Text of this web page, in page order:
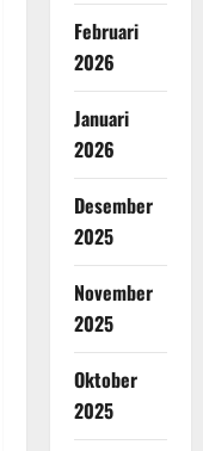
Februari
2026
Januari
2026
Desember
2025
November
2025
Oktober
2025